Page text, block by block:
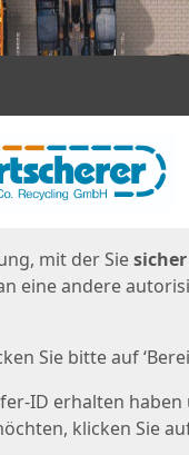
mit der Siesicher
eine andere
Sie bitte auf
ID erhalten haben
klicken Sie